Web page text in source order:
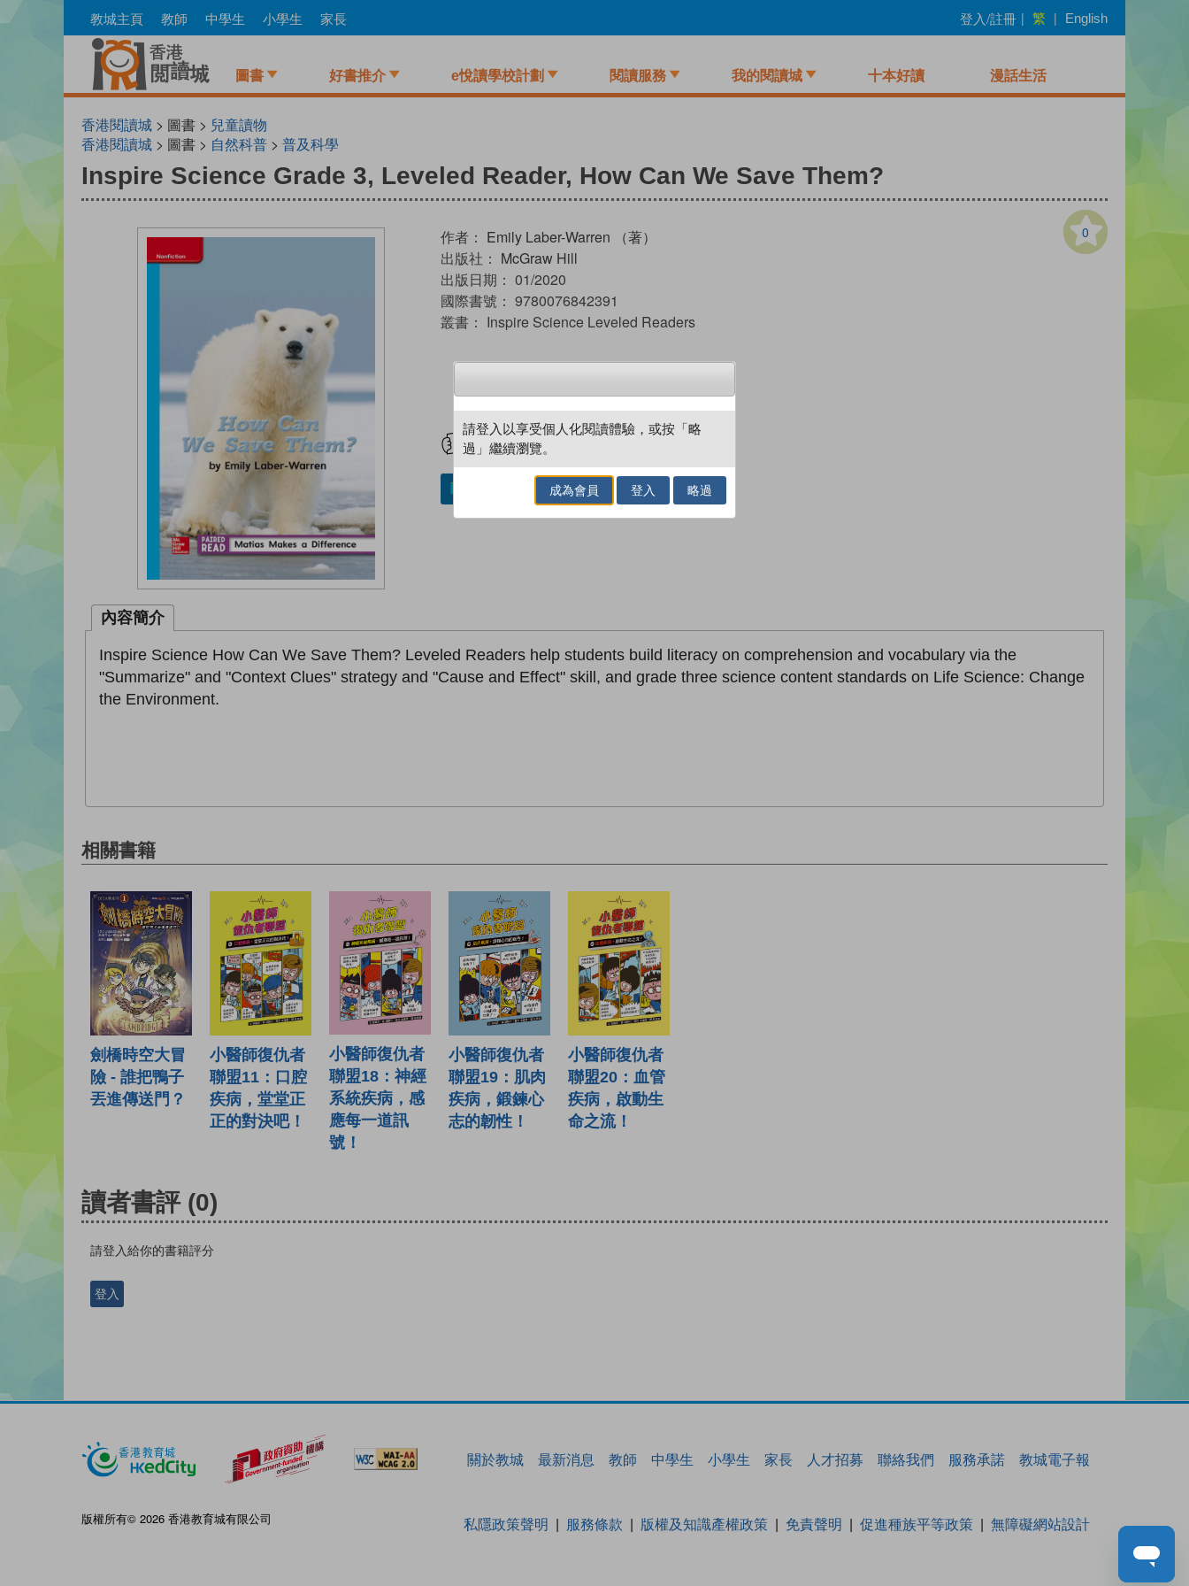
to
教城主頁 教師 中學生 小學生 家長 登入/註冊 | 繁 | English
圖書 好書推介 e悅讀學校計劃 閱讀服務 我的閱讀城 十本好讀 漫話生活
香港閱讀城 > 圖書 > 兒童讀物
香港閱讀城 > 圖書 > 自然科普 > 普及科學
Inspire Science Grade 3, Leveled Reader, How Can We Save Them?
0
作者： Emily Laber-Warren （著）
出版社： McGraw Hill
出版日期： 01/2020
國際書號： 9780076842391
叢書： Inspire Science Leveled Readers
試閲 加入閱讀紀錄
加入／閱讀電子書
內容簡介
Inspire Science How Can We Save Them? Leveled Readers help students build literacy on comprehension and vocabulary via the
"Summarize" and "Context Clues" strategy and "Cause and Effect" skill, and grade three science content standards on Life Science: Change
the Environment.
相關書籍
劍橋時空大冒
險 - 誰把鴨子
丟進傳送門？
小醫師復仇者
聯盟11：口腔
疾病，堂堂正
正的對決吧！
小醫師復仇者
聯盟18：神經
系統疾病，感
應每一道訊
號！
小醫師復仇者
聯盟19：肌肉
疾病，鍛鍊心
志的韌性！
小醫師復仇者
聯盟20：血管
疾病，啟動生
命之流！
讀者書評 (0)
請登入給你的書籍評分
登入
關於教城 最新消息 教師 中學生 小學生 家長 人才招募 聯絡我們 服務承諾 教城電子報
版權所有© 2026 香港教育城有限公司 私隱政策聲明 服務條款 版權及知識產權政策 免責聲明 促進種族平等政策 無障礙網站設計
請登入以享受個人化閱讀體驗，或按「略
過」繼續瀏覽。
成為會員 登入 略過